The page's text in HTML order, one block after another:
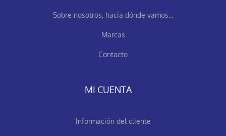
Sobre nosotros, hacia dónde vamos...
Marcas
Contacto
MI CUENTA
Información del cliente